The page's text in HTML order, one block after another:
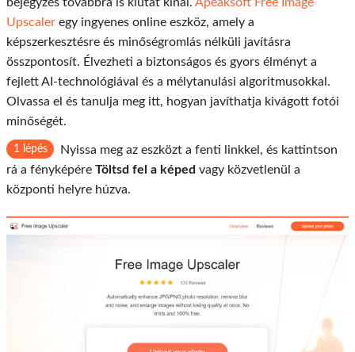
Upscaler egy ingyenes online eszköz, amely a
képszerkesztésre és minőségromlás nélküli javításra
összpontosít. Élvezheti a biztonságos és gyors élményt a
fejlett AI-technológiával és a mélytanulási algoritmusokkal.
Olvassa el és tanulja meg itt, hogyan javíthatja kivágott fotói
minőségét.
1 lépés
Nyissa meg az eszközt a fenti linkkel, és kattintson
rá a fényképére Töltsd fel a képed vagy közvetlenül a
központi helyre húzva.